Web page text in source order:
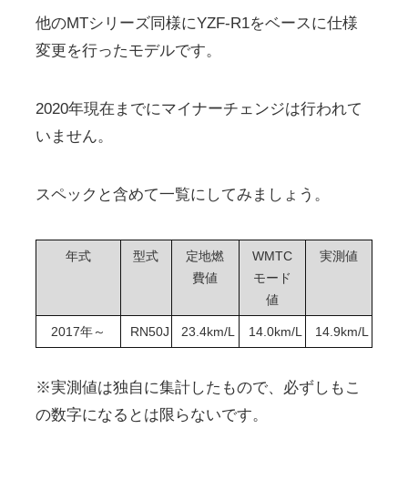
他のMTシリーズ同様にYZF-R1をベースに仕様
変更を行ったモデルです。
2020年現在までにマイナーチェンジは行われて
いません。
スペックと含めて一覧にしてみましょう。
年式 型式
定地燃
費値
WMTC
モード
値
実測値
2017年～ RN50J 23.4km/L 14.0km/L 14.9km/L
※実測値は独自に集計したもので、必ずしもこ
の数字になるとは限らないです。